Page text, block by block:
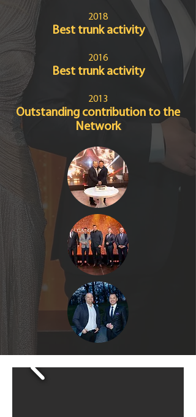
2018
Best trunk activity
2016
Best trunk activity
2013
Outstanding contribution to the
Network